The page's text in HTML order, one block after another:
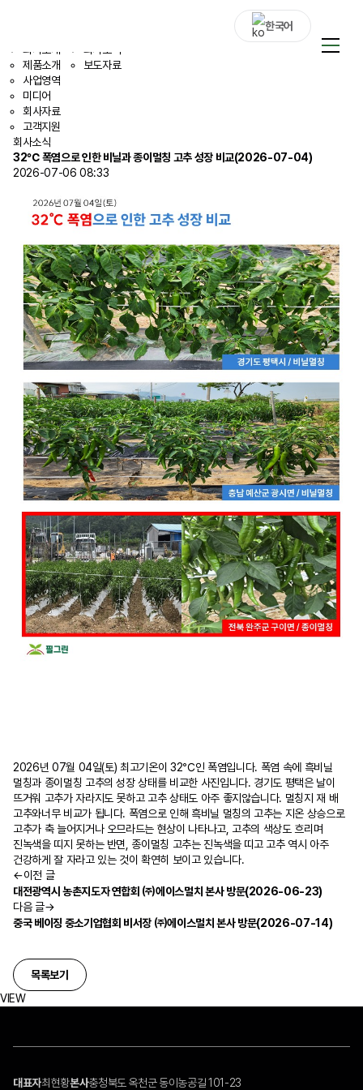
회사소개
제품소개
사업영역
미디어
고객지원
한국어
회사소개
제품소개
사업영역
미디어
회사자료
고객지원
회사소식
보도자료
회사소식
32℃ 폭염으로 인한 비닐과 종이멀칭 고추 성장 비교(2026-07-04)
2026-07-06 08:33
2026년 07월 04일(토) 최고기온이 32℃인 폭염입니다. 폭염 속에 흑비닐
멀칭과 종이멀칭 고추의 성장 상태를 비교한 사진입니다. 경기도 평택은 날이
뜨거워 고추가 자라지도 못하고 고추 상태도 아주 좋지않습니다. 멀칭지 재 배
고추와너무 비교가 됩니다. 폭염으로 인해 흑비닐 멀칭의 고추는 지온 상승으로
고추가 축 늘어지거나 오므라드는 현상이 나타나고, 고추의 색상도 흐리며
진녹색을 띠지 못하는 반면, 종이멀칭 고추는 진녹색을 띠고 고추 역시 아주
건강하게 잘 자라고 있는 것이 확연히 보이고 있습니다.
←이전 글
대전광역시 농촌지도자 연합회 ㈜에이스멀치 본사 방문(2026-06-23)
다음 글→
중국 베이징 중소기업협회 비서장 ㈜에이스멀치 본사 방문(2026-07-14)
목록보기
VIEW
대표자최현황본사충청북도 옥천군 동이농공길 101-23